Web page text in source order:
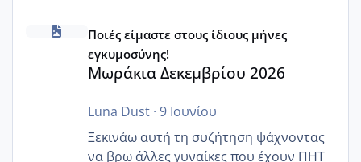
Μωράκια Δεκεμβρίου 2026
Ποιές είμαστε στους ίδιους μήνες
εγκυμοσύνης!
Μωράκια Δεκεμβρίου 2026
Luna Dust· 9 Ιουνίου
Ξεκινάω αυτή τη συζήτηση ψάχνοντας
να βρω άλλες γυναίκες που έχουν ΠΗΤ